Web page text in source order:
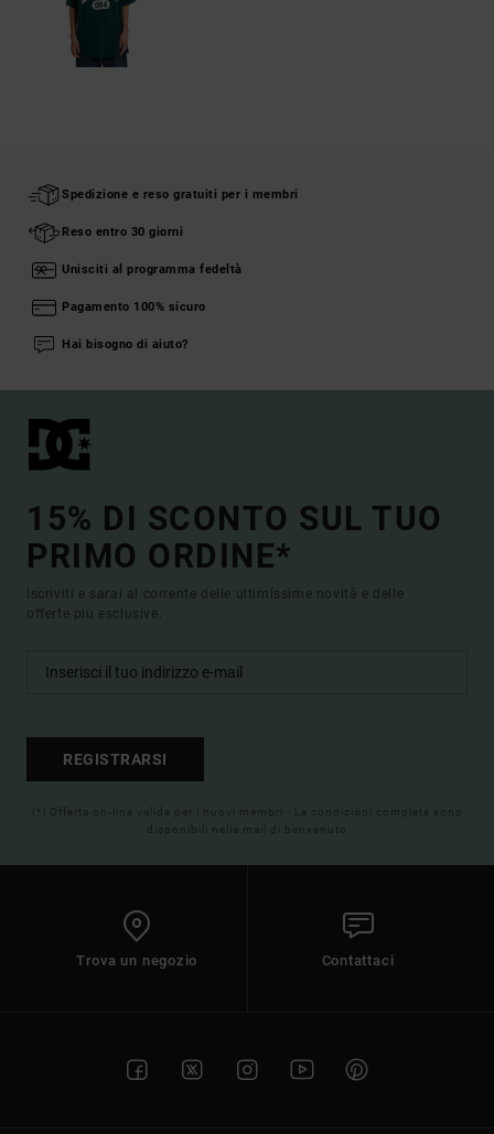
Spedizione e reso gratuiti per i membri
Reso entro 30 giorni
Unisciti al programma fedeltà
Pagamento 100% sicuro
Hai bisogno di aiuto?
15% DI SCONTO SUL TUO
PRIMO ORDINE*
Iscriviti e sarai al corrente delle ultimissime novità e delle
offerte più esclusive.
REGISTRARSI
(*) Offerta on-line valida per i nuovi membri - Le condizioni complete sono
disponibili nella mail di benvenuto
Trova un negozio Contattaci